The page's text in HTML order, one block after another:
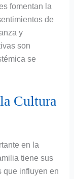
fomentan la
de
y
son
se
Cultura
en la
tiene sus
que influyen en